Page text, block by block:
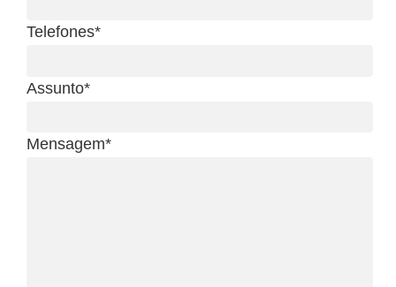
Telefones*
Assunto*
Mensagem*